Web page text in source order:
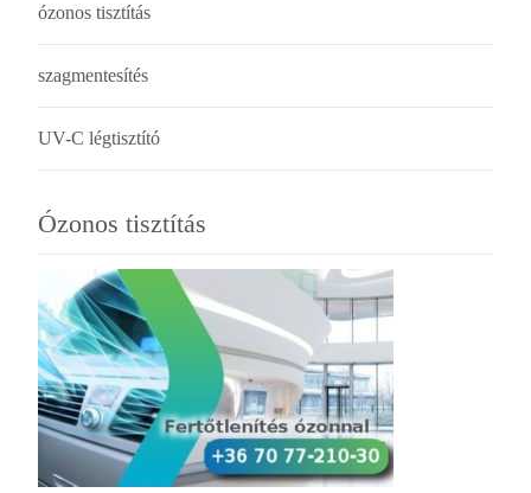
ózonos tisztítás
szagmentesítés
UV-C légtisztító
Ózonos tisztítás